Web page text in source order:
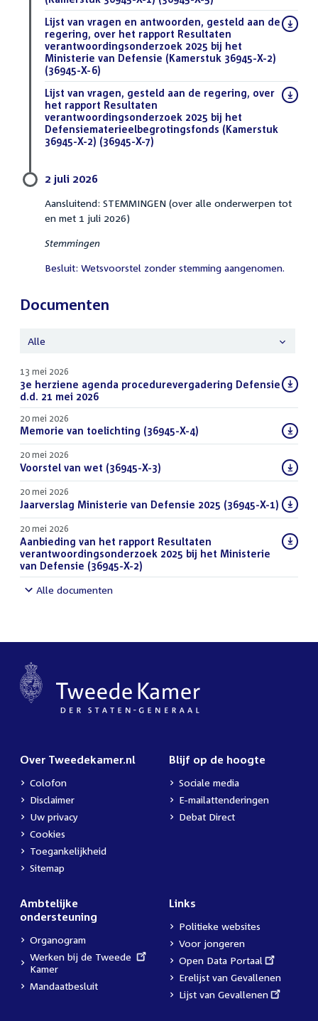
Download
bestand:
Lijst van vragen en antwoorden, gesteld aan de
regering, over het rapport Resultaten
verantwoordingsonderzoek 2025 bij het
Ministerie van Defensie (Kamerstuk 36945-X-2)
(36945-X-6)
Download
bestand:
Lijst van vragen, gesteld aan de regering, over
het rapport Resultaten
verantwoordingsonderzoek 2025 bij het
Defensiematerieelbegrotingsfonds (Kamerstuk
36945-X-2) (36945-X-7)
2 juli 2026
Aansluitend: STEMMINGEN (over alle onderwerpen tot
en met 1 juli 2026)
Stemmingen
Besluit: Wetsvoorstel zonder stemming aangenomen.
Documenten
Alle
13 mei 2026
Download
bestand:
3e herziene agenda procedurevergadering Defensie
d.d. 21 mei 2026
20 mei 2026
Download
bestand:
Memorie van toelichting (36945-X-4)
20 mei 2026
Download
bestand:
Voorstel van wet (36945-X-3)
20 mei 2026
Download
bestand:
Jaarverslag Ministerie van Defensie 2025 (36945-X-1) (PDF)
20 mei 2026
Download
bestand:
Aanbieding van het rapport Resultaten
verantwoordingsonderzoek 2025 bij het Ministerie
van Defensie (36945-X-2)
Alle documenten
Over Tweedekamer.nl
Colofon
Disclaimer
Uw privacy
Cookies
Toegankelijkheid
Sitemap
Blijf op de hoogte
Sociale media
E-mailattenderingen
Debat Direct
Ambtelijke
ondersteuning
Organogram
External
link:
Werken bij de Tweede
Kamer
Mandaatbesluit
Links
Politieke websites
Voor jongeren
External
link:
Open Data Portaal
Erelijst van Gevallenen
External
Lijst van Gevallenen